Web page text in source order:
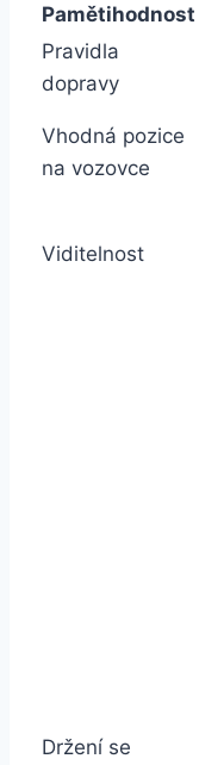
Pamětihodnost
Pravidla
dopravy
Vhodná pozice
na vozovce
Viditelnost
Držení se